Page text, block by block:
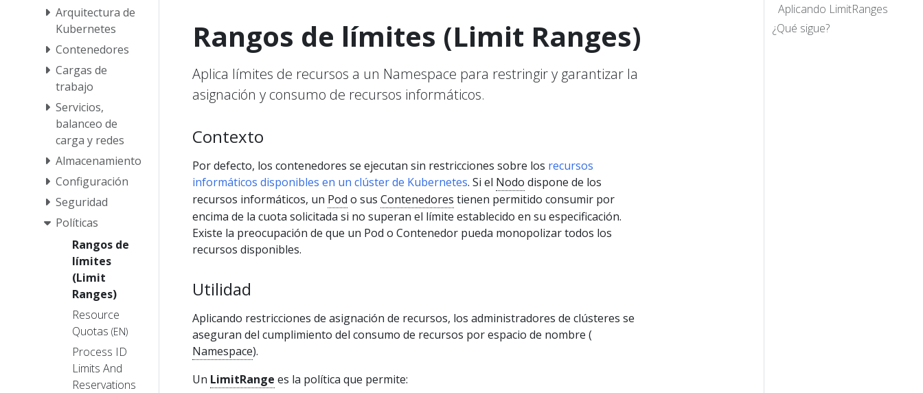
Arquitectura de
Kubernetes
Contenedores
Cargas de
trabajo
Servicios,
balanceo de
carga y redes
Almacenamiento
Configuración
Seguridad
Políticas
Rangos de
límites
(Limit
Ranges)
Resource
Quotas (EN)
Process ID
Limits And
Reservations
Aplicando LimitRanges
¿Qué sigue?
Rangos de límites (Limit Ranges)
Aplica límites de recursos a un Namespace para restringir y garantizar la
asignación y consumo de recursos informáticos.
Contexto
Por defecto, los contenedores se ejecutan sin restricciones sobre los recursos
informáticos disponibles en un clúster de Kubernetes. Si el Nodo dispone de los
recursos informáticos, un Pod o sus Contenedores tienen permitido consumir por
encima de la cuota solicitada si no superan el límite establecido en su especificación.
Existe la preocupación de que un Pod o Contenedor pueda monopolizar todos los
recursos disponibles.
Utilidad
Aplicando restricciones de asignación de recursos, los administradores de clústeres se
aseguran del cumplimiento del consumo de recursos por espacio de nombre (
Namespace).
Un LimitRange es la política que permite: